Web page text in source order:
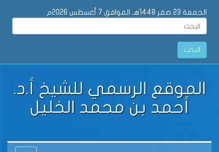
الجمعة 23 صفر 1448هـ الموافق 7 أغسطس 2026م
البحث
الموقع الرسمي للشيخ أ.د.
أحمد بن محمد الخليل